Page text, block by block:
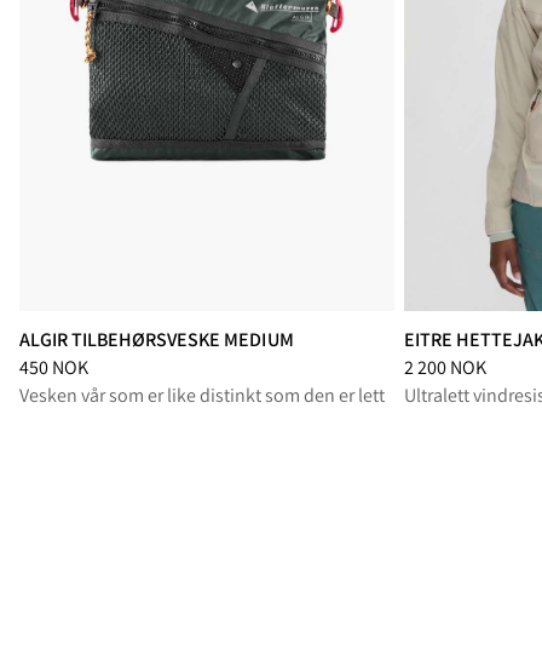
ALGIR TILBEHØRSVESKE MEDIUM
Pris:450 NOK, redusert fra 450 NOK
450 NOK
Vesken vår som er like distinkt som den er lett
EITRE
Pris:2 200 NOK,
2 200 NOK